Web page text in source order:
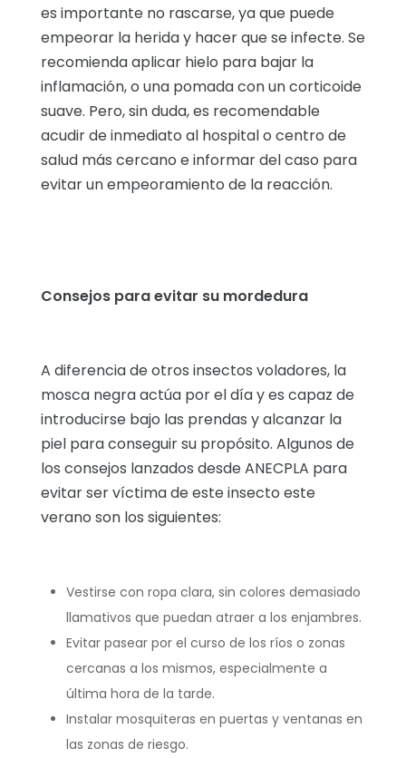
es importante no rascarse, ya que puede
empeorar la herida y hacer que se infecte. Se
recomienda aplicar hielo para bajar la
inflamación, o una pomada con un corticoide
suave. Pero, sin duda, es recomendable
acudir de inmediato al hospital o centro de
salud más cercano e informar del caso para
evitar un empeoramiento de la reacción.
Consejos para evitar su mordedura
A diferencia de otros insectos voladores, la
mosca negra actúa por el día y es capaz de
introducirse bajo las prendas y alcanzar la
piel para conseguir su propósito. Algunos de
los consejos lanzados desde ANECPLA para
evitar ser víctima de este insecto este
verano son los siguientes:
Vestirse con ropa clara, sin colores demasiado
llamativos que puedan atraer a los enjambres.
Evitar pasear por el curso de los ríos o zonas
cercanas a los mismos, especialmente a
última hora de la tarde.
Instalar mosquiteras en puertas y ventanas en
las zonas de riesgo.